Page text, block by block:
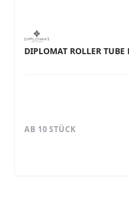
DIPLOMAT ROLLER TUBE
AB 10 STÜCK